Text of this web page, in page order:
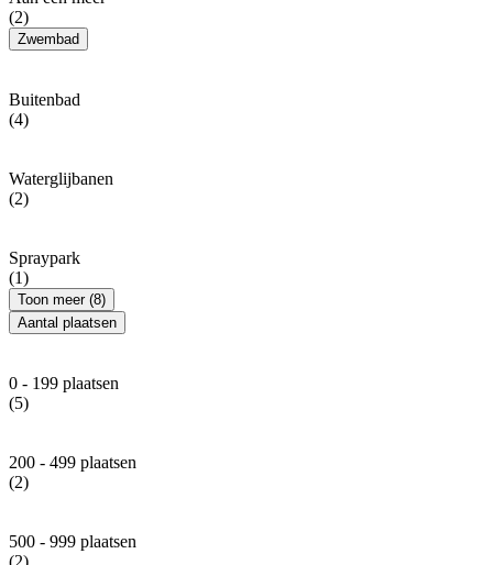
(2)
Zwembad
Buitenbad
(4)
Waterglijbanen
(2)
Spraypark
(1)
Toon meer (8)
Aantal plaatsen
0 - 199 plaatsen
(5)
200 - 499 plaatsen
(2)
500 - 999 plaatsen
(2)